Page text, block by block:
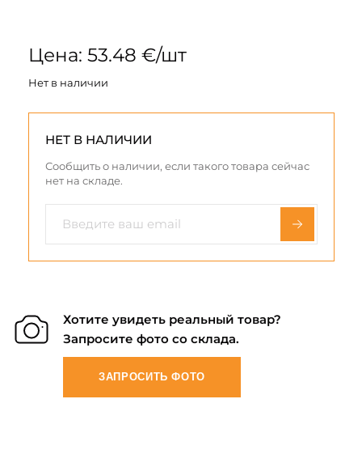
Цена: 53.48 €/шт
Нет в наличии
НЕТ В НАЛИЧИИ
Сообщить о наличии, если такого товара сейчас
нет на складе.
Хотите увидеть реальный товар?
Запросите фото со склада.
ЗАПРОСИТЬ ФОТО